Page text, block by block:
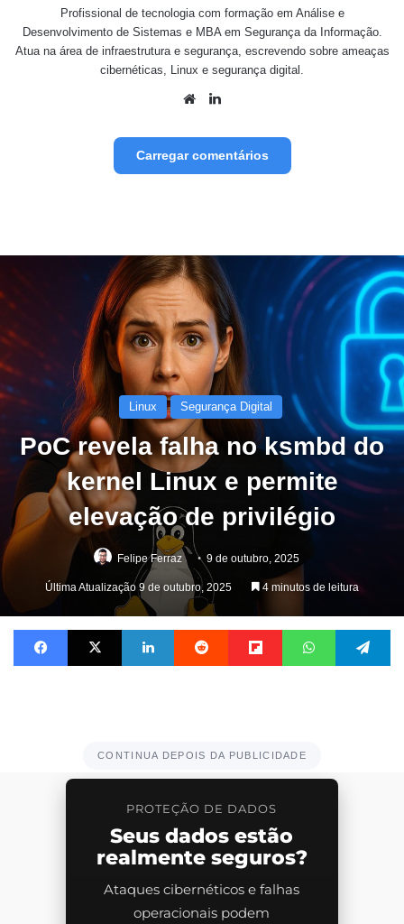
Profissional de tecnologia com formação em Análise e
Desenvolvimento de Sistemas e MBA em Segurança da Informação.
Atua na área de infraestrutura e segurança, escrevendo sobre ameaças
cibernéticas, Linux e segurança digital.
Website
Carregar comentários